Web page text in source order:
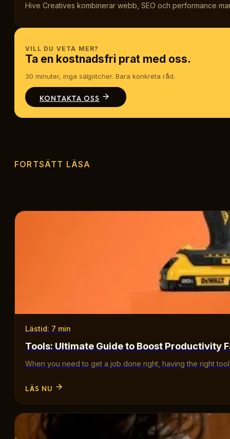
Hive Creatives kombinerar webb, SEO och performance
VILL DU VETA MER?
Ta en kostnadsfri prat med oss.
30 minuter, inga säljpitcher. Bara konkreta råd.
KONTAKTA OSS
FORTSÄTT LÄSA
Lästid: 7 min
Tools: Ultimate Guide to Boost Productivity
When you need to get a job done right, having the right
LÄS NU